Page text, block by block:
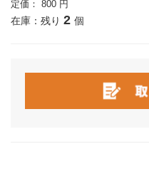
定価： 800 円
在庫：残り 2 個